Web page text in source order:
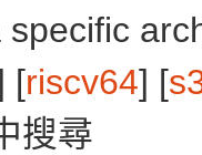
[riscv64] [
搜尋